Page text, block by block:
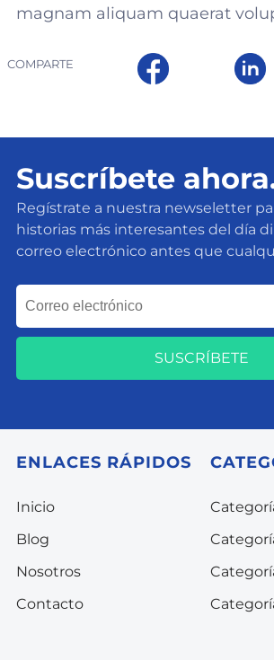
magnam aliquam quaerat
COMPARTE
Suscríbete
Regístrate a nuestra newseletter
historias más interesantes del día
correo electrónico antes que
SUSCRÍBETE
ENLACES RÁPIDOS
Inicio
Blog
Nosotros
Contacto